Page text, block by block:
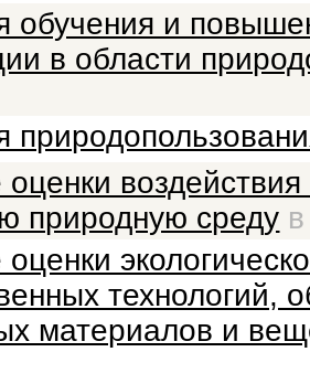
обучения и
в области
воздействия
природную среду
технологий,
материалов и